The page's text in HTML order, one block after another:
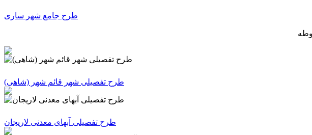
طرح جامع شهر ساری
(طرح تفصیلی شهر قائم شهر (شاهی
طرح تفصیلی آبهای معدنی لاریجان